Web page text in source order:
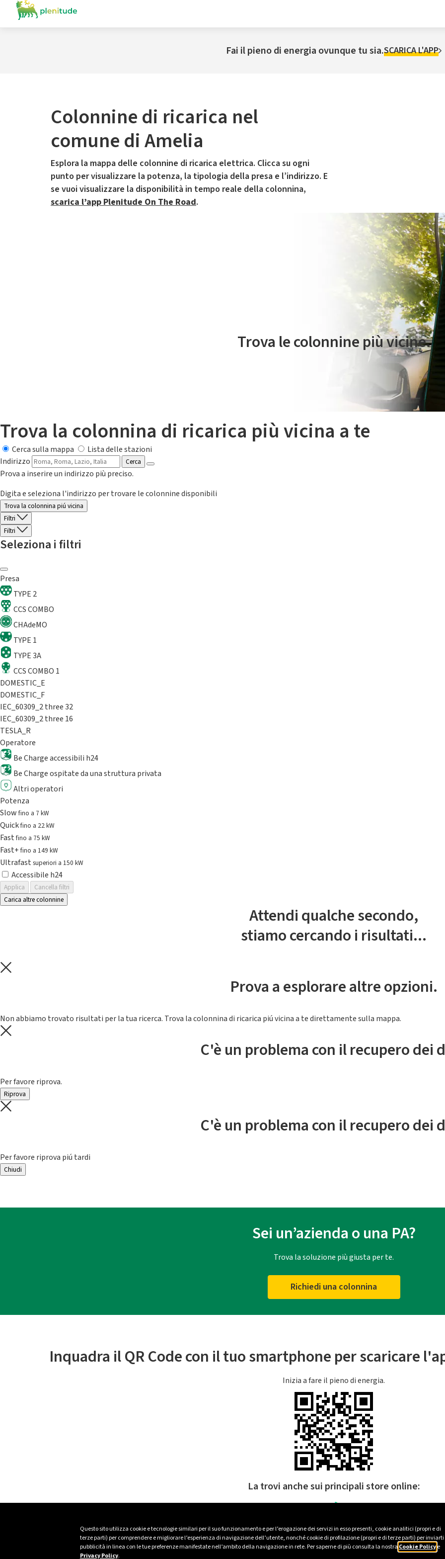
Questo sito utilizza cookie e tecnologie similari per il suo funzionamento e per l’erogazione dei servizi in esso presenti, cookie analitici (propri e di
terze parti) per comprendere e migliorare l’esperienza di navigazione dell’utente, nonché cookie di profilazione (propri e di terze parti) per inviarti
pubblicità in linea con le tue preferenze manifestate nell’ambito della navigazione in rete. Per saperne di più consulta la nostra Cookie Policye
Privacy Policy.
Fai il pieno di energia ovunque tu sia.SCARICA L'APP
Colonnine di ricarica nel
comune di Amelia
Esplora la mappa delle colonnine di ricarica elettrica. Clicca su ogni
punto per visualizzare la potenza, la tipologia della presa e l’indirizzo. E
se vuoi visualizzare la disponibilità in tempo reale della colonnina,
scarica l’app Plenitude On The Road.
Il servizio di mobilità elettrica è gestito da Plenitude On The Road
Trova le colonnine più vicine.
Trova la colonnina di ricarica più vicina a te
Cerca sulla mappa
Lista delle stazioni
Indirizzo
Cerca
Prova a inserire un indirizzo più preciso.
Digita e seleziona l'indirizzo per trovare le colonnine disponibili
Trova la colonnina piú vicina
Filtri
Filtri
Seleziona i filtri
Presa
TYPE 2
CCS COMBO
CHAdeMO
TYPE 1
TYPE 3A
CCS COMBO 1
DOMESTIC_E
DOMESTIC_F
IEC_60309_2 three 32
IEC_60309_2 three 16
TESLA_R
Operatore
Be Charge accessibili h24
Be Charge ospitate da una struttura privata
Altri operatori
Potenza
Slowfino a 7 kW
Quickfino a 22 kW
Fastfino a 75 kW
Fast+fino a 149 kW
Ultrafast superiori a 150 kW
Accessibile h24
Applica
Cancella filtri
Carica altre colonnine
Attendi qualche secondo,
stiamo cercando i risultati...
Prova a esplorare altre opzioni.
Non abbiamo trovato risultati per la tua ricerca. Trova la colonnina di ricarica piú vicina a te direttamente sulla mappa.
C'è un problema con il recupero dei
Per favore riprova.
Riprova
C'è un problema con il recupero dei
Per favore riprova piú tardi
Chiudi
Sei un’azienda o una PA?
Trova la soluzione più giusta per te.
Richiedi una colonnina
Inquadra il QR Code con il tuo smartphone per scaricare
Inizia a fare il pieno di energia.
La trovi anche sui principali store online: